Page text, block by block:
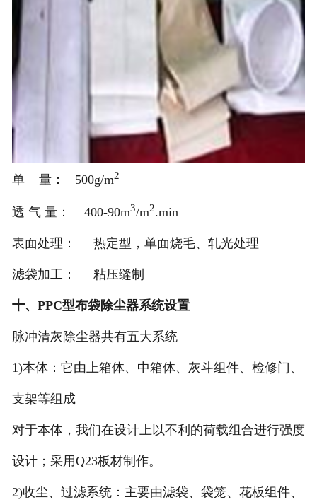
单 量： 500g/m2
透 气 量： 400-90m3/m2.min
表面处理： 热定型，单面烧毛、轧光处理
滤袋加工： 粘压缝制
十、PPC型布袋除尘器系统设置
脉冲清灰除尘器共有五大系统
1)本体：它由上箱体、中箱体、灰斗组件、检修门、
支架等组成
对于本体，我们在设计上以不利的荷载组合进行强度
设计；采用Q23板材制作。
2)收尘、过滤系统：主要由滤袋、袋笼、花板组件、